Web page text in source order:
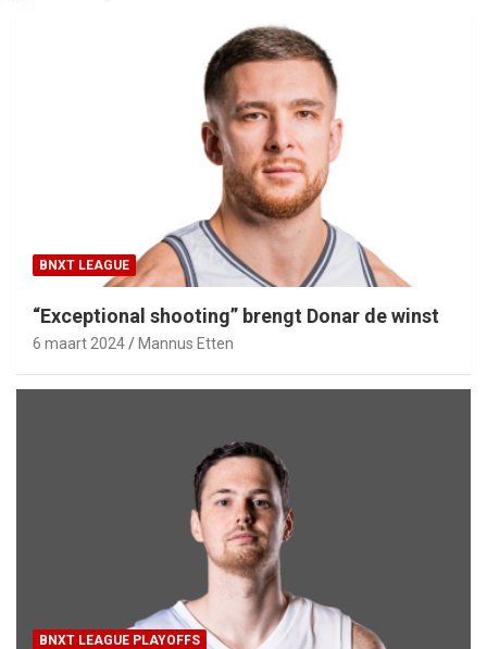
BNXT LEAGUE
“Exceptional shooting” brengt Donar de winst
6 maart 2024 Mannus Etten
BNXT LEAGUE PLAYOFFS